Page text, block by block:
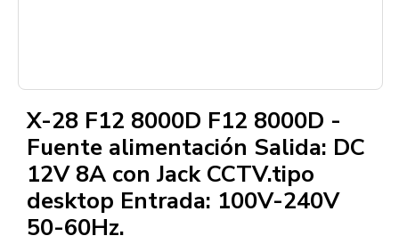
X-28 F12 8000D F12 8000D -
Fuente alimentación Salida: DC
12V 8A con Jack CCTV.tipo
desktop Entrada: 100V-240V
50-60Hz.